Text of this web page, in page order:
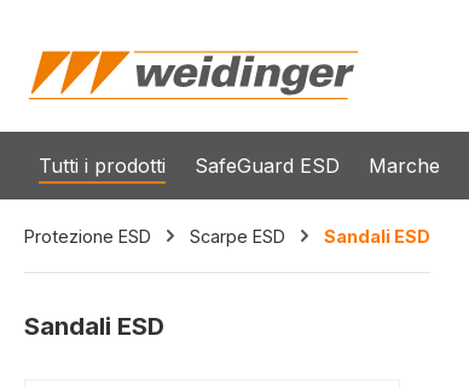
Tutti i prodotti SafeGuard ESD Marche
Protezione ESD Scarpe ESD Sandali ESD
Sandali ESD